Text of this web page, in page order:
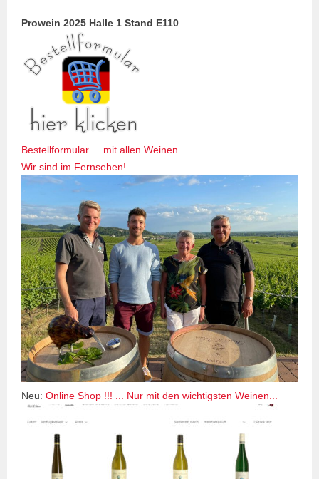
Prowein 2025 Halle 1 Stand E110
Bestellformular ... mit allen Weinen
Wir sind im Fernsehen!
Neu:Online Shop !!! ... Nur mit den wichtigsten Weinen...